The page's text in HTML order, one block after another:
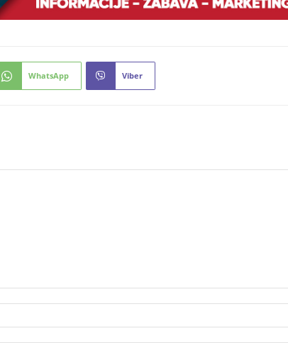
WhatsApp Viber